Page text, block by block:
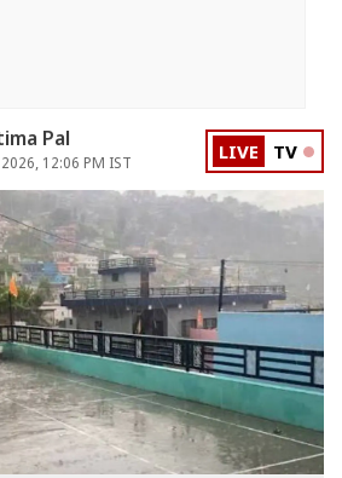
Pal
2026, 12:06 PM IST LIVE TV